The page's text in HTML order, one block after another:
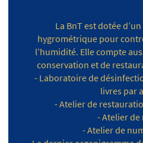
La BnT est dotée
hygrométrique pour
l’humidité. Elle compte
conservation et de
- Laboratoire de
livres par
- Atelier de
- Atelier
- Atelier de